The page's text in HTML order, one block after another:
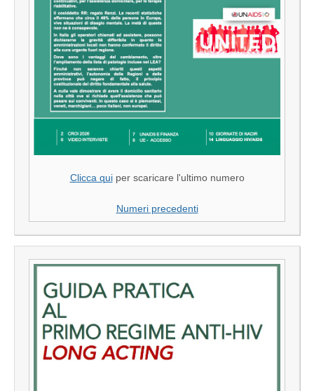
Clicca quiper scaricare l'ultimo numero
Numeri precedenti